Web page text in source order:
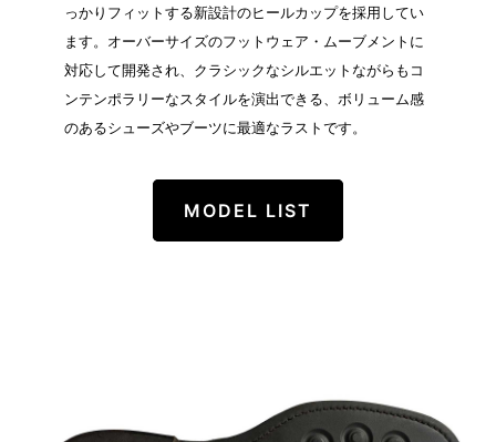
っかりフィットする新設計のヒールカップを採用してい
ます。オーバーサイズのフットウェア・ムーブメントに
対応して開発され、クラシックなシルエットながらもコ
ンテンポラリーなスタイルを演出できる、ボリューム感
のあるシューズやブーツに最適なラストです。
MODEL LIST